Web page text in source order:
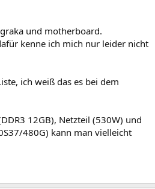
und motherboard.
kenne ich mich nur leider nicht
ich weiß das es bei dem
12GB), Netzteil (530W) und
480G) kann man vielleicht